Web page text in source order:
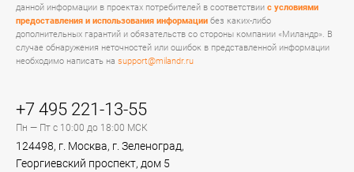
данной информации в проектах потребителей в соответствии с условиями
предоставления и использования информации без каких-либо
дополнительных гарантий и обязательств со стороны компании «Миландр». В
случае обнаружения неточностей или ошибок в представленной информации
необходимо написать на support@milandr.ru
+7 495 221-13-55
Пн — Пт с 10:00 до 18:00 МСК
124498, г. Москва, г. Зеленоград,
Георгиевский проспект, дом 5